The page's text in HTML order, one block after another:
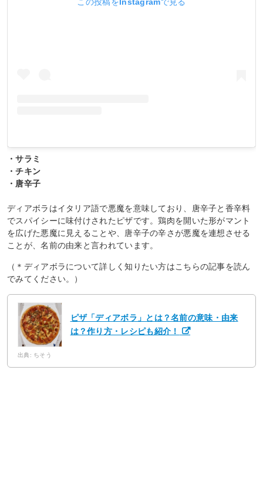
この投稿をInstagramで見る
・サラミ
・チキン
・唐辛子
ディアボラはイタリア語で悪魔を意味しており、唐辛子と香辛料
でスパイシーに味付けされたピザです。鶏肉を開いた形がマント
を広げた悪魔に見えることや、唐辛子の辛さが悪魔を連想させる
ことが、名前の由来と言われています。
（＊ディアボラについて詳しく知りたい方はこちらの記事を読ん
でみてください。）
ピザ「ディアボラ」とは？名前の意味・由来
は？作り方・レシピも紹介！
出典: ちそう